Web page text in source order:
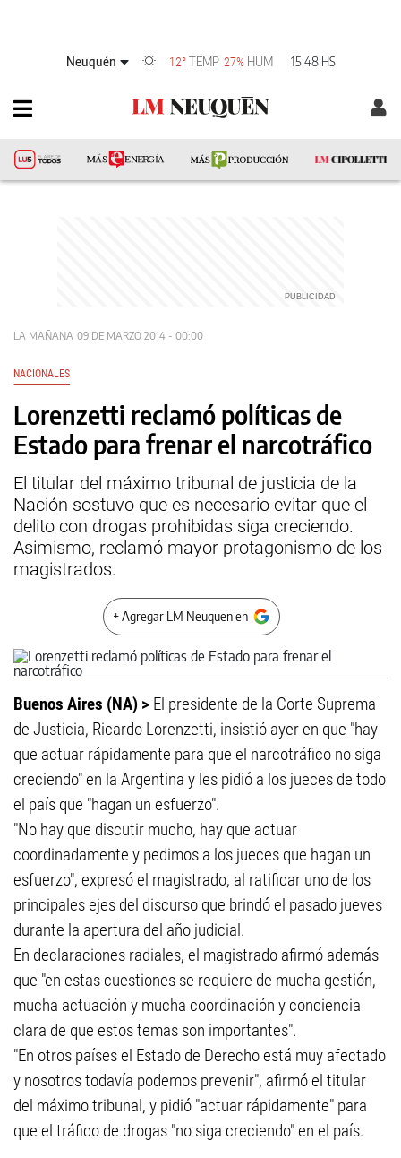
Neuquén 12° TEMP 27% HUM 15:48 HS
LA MAÑANA 09 DE MARZO 2014 - 00:00
NACIONALES
Lorenzetti reclamó políticas de
Estado para frenar el narcotráfico
El titular del máximo tribunal de justicia de la
Nación sostuvo que es necesario evitar que el
delito con drogas prohibidas siga creciendo.
Asimismo, reclamó mayor protagonismo de los
magistrados.
+ Agregar LM Neuquen en
Buenos Aires (NA) > El presidente de la Corte Suprema
de Justicia, Ricardo Lorenzetti, insistió ayer en que "hay
que actuar rápidamente para que el narcotráfico no siga
creciendo" en la Argentina y les pidió a los jueces de todo
el país que "hagan un esfuerzo".
"No hay que discutir mucho, hay que actuar
coordinadamente y pedimos a los jueces que hagan un
esfuerzo", expresó el magistrado, al ratificar uno de los
principales ejes del discurso que brindó el pasado jueves
durante la apertura del año judicial.
En declaraciones radiales, el magistrado afirmó además
que "en estas cuestiones se requiere de mucha gestión,
mucha actuación y mucha coordinación y conciencia
clara de que estos temas son importantes".
"En otros países el Estado de Derecho está muy afectado
y nosotros todavía podemos prevenir", afirmó el titular
del máximo tribunal, y pidió "actuar rápidamente" para
que el tráfico de drogas "no siga creciendo" en el país.